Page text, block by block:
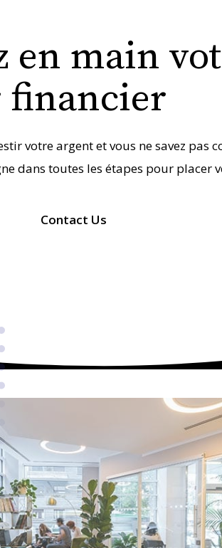
en main
financier
votre argent et vous ne savez pas
dans toutes les étapes pour placer
Contact Us